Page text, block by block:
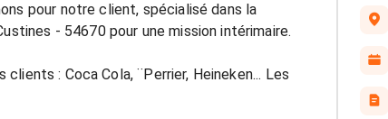
pour notre client, spécialisé dans la
- 54670 pour une mission intérimaire.
: Coca Cola, ¨Perrier, Heineken... Les